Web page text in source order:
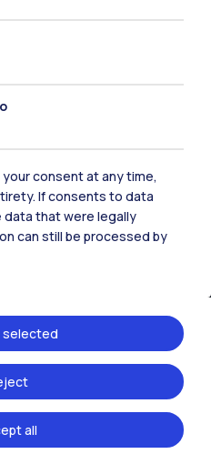
consent at any time,
If consents to data
that were legally
can still be processed by
selected
all